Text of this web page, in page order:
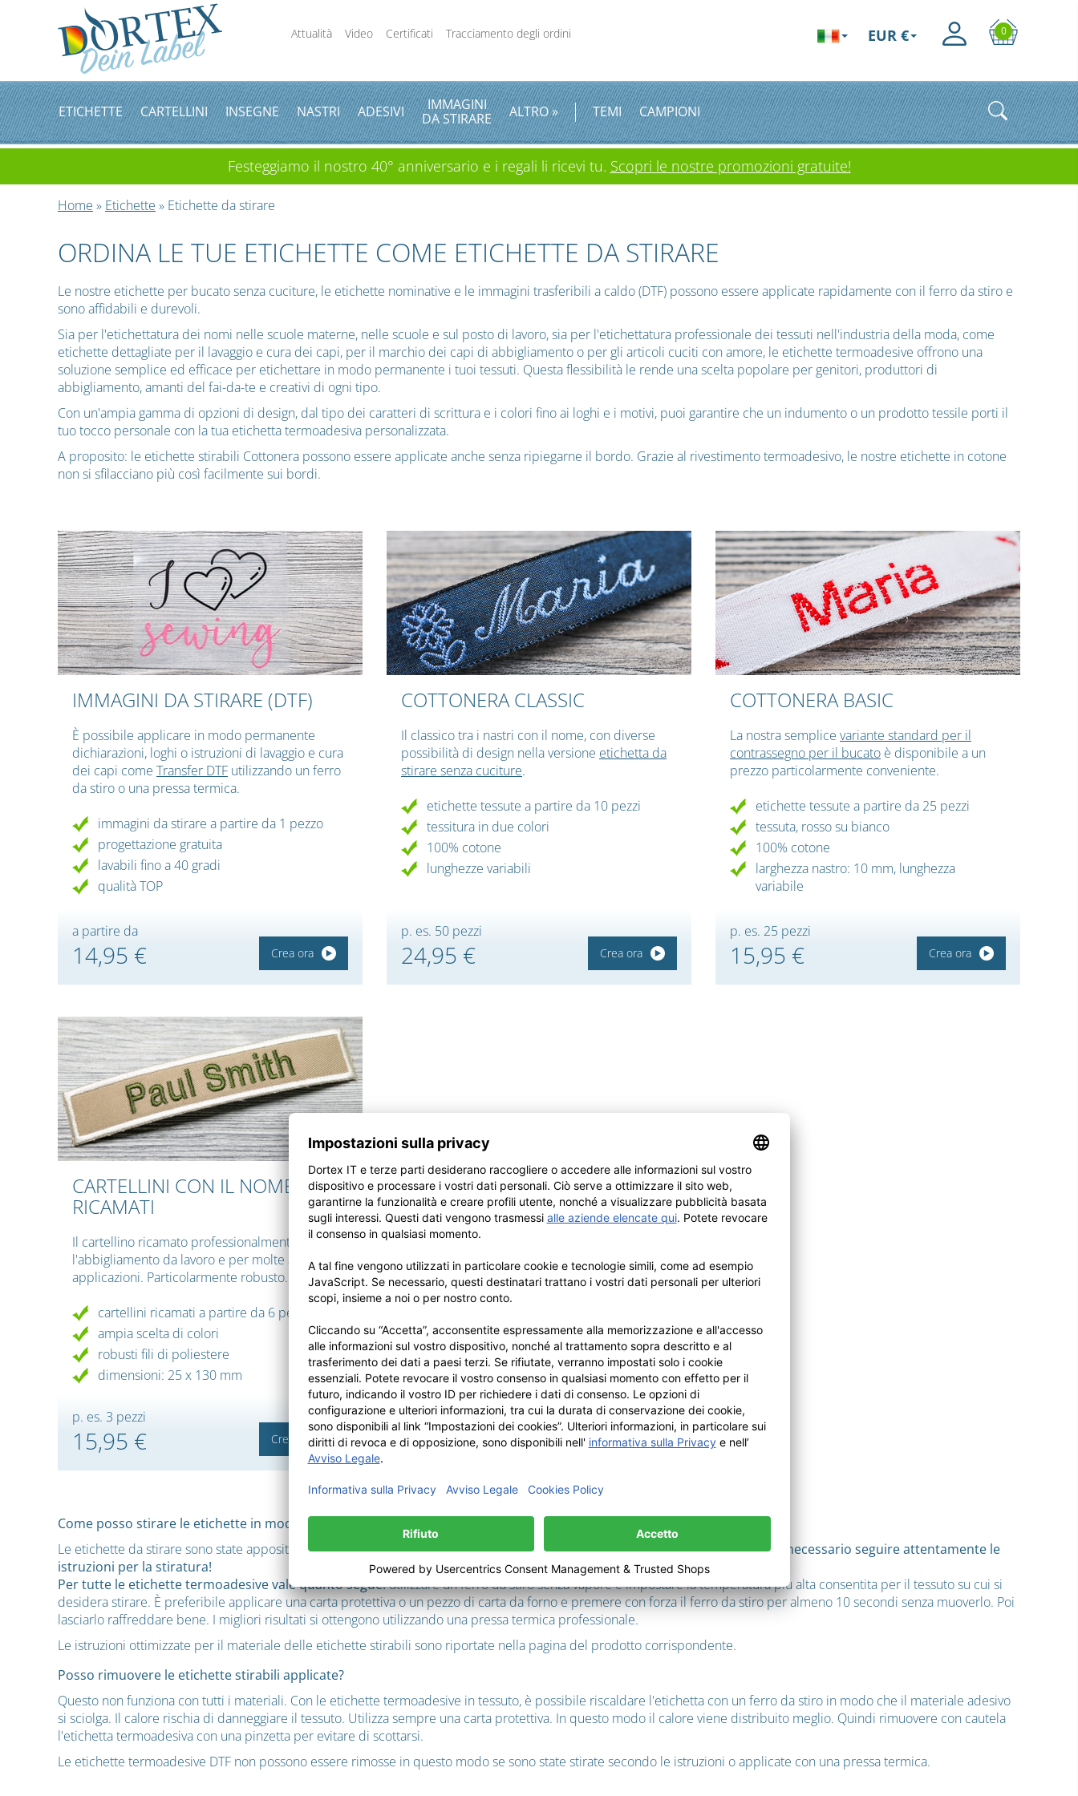
Attualità Video Certificati Tracciamento degli ordini 0
EUR €
ETICHETTE CARTELLINI INSEGNE NASTRI ADESIVI
IMMAGINI
DA STIRARE
ALTRO » TEMI CAMPIONI
Festeggiamo il nostro 40° anniversario e i regali li ricevi tu. Scopri le nostre promozioni gratuite!
Home » Etichette » Etichette da stirare
ORDINA LE TUE ETICHETTE COME ETICHETTE DA STIRARE
Le nostre etichette per bucato senza cuciture, le etichette nominative e le immagini trasferibili a caldo (DTF) possono essere applicate rapidamente con il ferro da stiro e
sono affidabili e durevoli.
Sia per l'etichettatura dei nomi nelle scuole materne, nelle scuole e sul posto di lavoro, sia per l'etichettatura professionale dei tessuti nell'industria della moda, come
etichette dettagliate per il lavaggio e cura dei capi, per il marchio dei capi di abbigliamento o per gli articoli cuciti con amore, le etichette termoadesive offrono una
soluzione semplice ed efficace per etichettare in modo permanente i tuoi tessuti. Questa flessibilità le rende una scelta popolare per genitori, produttori di
abbigliamento, amanti del fai-da-te e creativi di ogni tipo.
Con un'ampia gamma di opzioni di design, dal tipo dei caratteri di scrittura e i colori fino ai loghi e i motivi, puoi garantire che un indumento o un prodotto tessile porti il
tuo tocco personale con la tua etichetta termoadesiva personalizzata.
A proposito: le etichette stirabili Cottonera possono essere applicate anche senza ripiegarne il bordo. Grazie al rivestimento termoadesivo, le nostre etichette in cotone
non si sfilacciano più così facilmente sui bordi.
IMMAGINI DA STIRARE (DTF)
È possibile applicare in modo permanente
dichiarazioni, loghi o istruzioni di lavaggio e cura
dei capi come Transfer DTF utilizzando un ferro
da stiro o una pressa termica.
immagini da stirare a partire da 1 pezzo
progettazione gratuita
lavabili fino a 40 gradi
qualità TOP
a partire da
14,95 € Crea ora
COTTONERA CLASSIC
Il classico tra i nastri con il nome, con diverse
possibilità di design nella versione etichetta da
stirare senza cuciture.
etichette tessute a partire da 10 pezzi
tessitura in due colori
100% cotone
lunghezze variabili
p. es. 50 pezzi
24,95 € Crea ora
COTTONERA BASIC
La nostra semplice variante standard per il
contrassegno per il bucato è disponibile a un
prezzo particolarmente conveniente.
etichette tessute a partire da 25 pezzi
tessuta, rosso su bianco
100% cotone
larghezza nastro: 10 mm, lunghezza
variabile
p. es. 25 pezzi
15,95 € Crea ora
CARTELLINI CON IL NOME
RICAMATI
Il cartellino ricamato professionalmente per
l'abbigliamento da lavoro e per molte altre
applicazioni. Particolarmente robusto.
cartellini ricamati a partire da 6 pezzi
ampia scelta di colori
robusti fili di poliestere
dimensioni: 25 x 130 mm
p. es. 3 pezzi
15,95 € Crea ora
Come posso stirare le etichette in modo che non si stacchino durante il lavaggio?
Le etichette da stirare sono state appositamente progettate per aderire in modo permanente ai tessuti.Affinché ciò funzioni, è necessario seguire attentamente le
istruzioni per la stiratura!
Per tutte le etichette termoadesive vale quanto segue:utilizzare un ferro da stiro senza vapore e impostare la temperatura più alta consentita per il tessuto su cui si
desidera stirare. È preferibile applicare una carta protettiva o un pezzo di carta da forno e premere con forza il ferro da stiro per almeno 10 secondi senza muoverlo. Poi
lasciarlo raffreddare bene. I migliori risultati si ottengono utilizzando una pressa termica professionale.
Le istruzioni ottimizzate per il materiale delle etichette stirabili sono riportate nella pagina del prodotto corrispondente.
Posso rimuovere le etichette stirabili applicate?
Questo non funziona con tutti i materiali. Con le etichette termoadesive in tessuto, è possibile riscaldare l'etichetta con un ferro da stiro in modo che il materiale adesivo
si sciolga. Il calore rischia di danneggiare il tessuto. Utilizza sempre una carta protettiva. In questo modo il calore viene distribuito meglio. Quindi rimuovere con cautela
l'etichetta termoadesiva con una pinzetta per evitare di scottarsi.
Le etichette termoadesive DTF non possono essere rimosse in questo modo se sono state stirate secondo le istruzioni o applicate con una pressa termica.